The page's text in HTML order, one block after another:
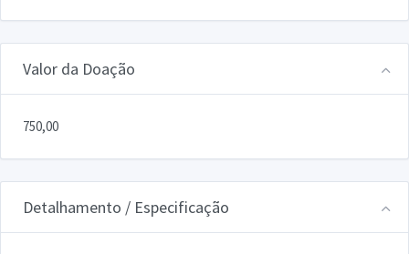
Valor da Doação
750,00
Detalhamento / Especificação